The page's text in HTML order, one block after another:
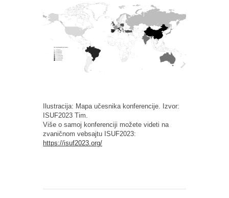
Ilustracija: Mapa učesnika konferencije. Izvor:
ISUF2023 Tim.
Više o samoj konferenciji možete videti na
zvaničnom vebsajtu ISUF2023:
https://isuf2023.org/